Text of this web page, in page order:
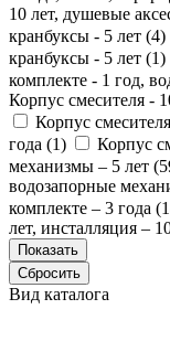
10 лет, душевые
кранбуксы - 5 лет (4)
кранбуксы - 5 лет (1)
комплекте - 1 год,
Корпус смесителя -
Корпус
года (1)
Корпус
механизмы – 5 лет (
водозапорные
комплекте – 3 года (
лет, инсталляция –
Вид каталога